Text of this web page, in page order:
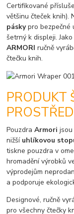
Certifikované
většinu čteček knih).
páskypro bezpečné
šetrný k displeji.
ARMORIručně
čtečku knih.
PRODUKT
PouzdraArmori
nižší uhlíkovou
tiskne pouzdra v
hromadění výrobků
výprodejům
a podporuje
Designové, ručně
pro všechny čtečky